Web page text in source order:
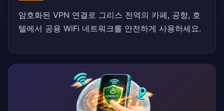
암호화된 VPN 연결로 그리스 전역의 카페, 공항, 호
텔에서 공용 WiFi 네트워크를 안전하게 사용하세요.